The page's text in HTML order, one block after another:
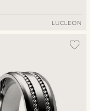
LUCLEON